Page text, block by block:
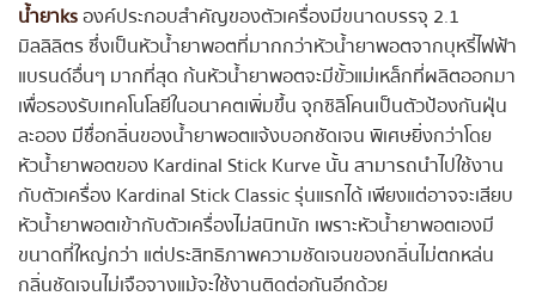
น้ำยาksองค์ประกอบสำคัญของตัวเครื่องมีขนาดบรรจุ 2.1
มิลลิลิตร ซึ่งเป็นหัวน้ำยาพอตที่มากกว่าหัวน้ำยาพอตจากบุหรี่ไฟฟ้า
แบรนด์อื่นๆ มากที่สุด ก้นหัวน้ำยาพอตจะมีขั้วแม่เหล็กที่ผลิตออกมา
เพื่อรองรับเทคโนโลยีในอนาคตเพิ่มขึ้น จุกซิลิโคนเป็นตัวป้องกันฝุ่น
ละออง มีชื่อกลิ่นของน้ำยาพอตแจ้งบอกชัดเจน พิเศษยิ่งกว่าโดย
หัวน้ำยาพอตของ Kardinal Stick Kurve นั้น สามารถนำไปใช้งาน
กับตัวเครื่อง Kardinal Stick Classic รุ่นแรกได้ เพียงแต่อาจจะเสียบ
หัวน้ำยาพอตเข้ากับตัวเครื่องไม่สนิทนัก เพราะหัวน้ำยาพอตเองมี
ขนาดที่ใหญ่กว่า แต่ประสิทธิภาพความชัดเจนของกลิ่นไม่ตกหล่น
กลิ่นชัดเจนไม่เจือจางแม้จะใช้งานติดต่อกันอีกด้วย